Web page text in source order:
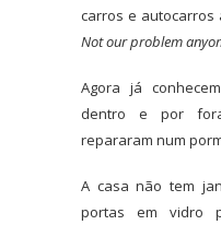
carros e
Not our problem
Agora já
dentro e por
repararam num
A casa não tem
portas em vidro